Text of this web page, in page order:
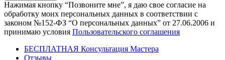
Нажимая кнопку “Позвоните мне”, я даю свое согласие на
обработку моих персональных данных в соответствии с
законом №152-ФЗ “О персональных данных” от 27.06.2006 и
принимаю условия Пользовательского соглашения
БЕСПЛАТНАЯ Консультация Мастера
Отзывы